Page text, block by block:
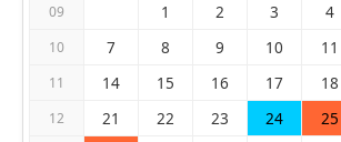
09 1 2 3 4
10 7 8 9 10 11
11 14 15 16 17 18
12 21 22 23 24 25